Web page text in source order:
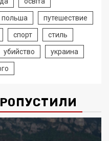
польша путешествие
спорт стиль
убийство украина